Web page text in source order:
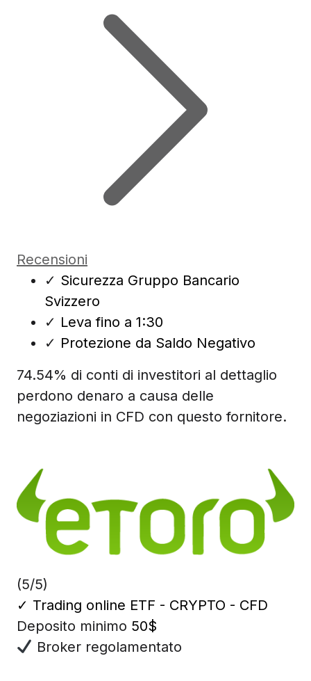
Recensioni
✓ Sicurezza Gruppo Bancario
Svizzero
✓ Leva fino a 1:30
✓ Protezione da Saldo Negativo
74.54% di conti di investitori al dettaglio
perdono denaro a causa delle
negoziazioni in CFD con questo fornitore.
(5/5)
✓ Trading online ETF - CRYPTO - CFD
Deposito minimo 50$
Broker regolamentato